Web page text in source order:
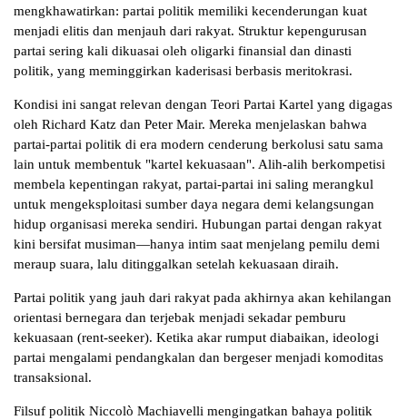
mengkhawatirkan: partai politik memiliki kecenderungan kuat
menjadi elitis dan menjauh dari rakyat. Struktur kepengurusan
partai sering kali dikuasai oleh oligarki finansial dan dinasti
politik, yang meminggirkan kaderisasi berbasis meritokrasi.
Kondisi ini sangat relevan dengan Teori Partai Kartel yang digagas
oleh Richard Katz dan Peter Mair. Mereka menjelaskan bahwa
partai-partai politik di era modern cenderung berkolusi satu sama
lain untuk membentuk "kartel kekuasaan". Alih-alih berkompetisi
membela kepentingan rakyat, partai-partai ini saling merangkul
untuk mengeksploitasi sumber daya negara demi kelangsungan
hidup organisasi mereka sendiri. Hubungan partai dengan rakyat
kini bersifat musiman—hanya intim saat menjelang pemilu demi
meraup suara, lalu ditinggalkan setelah kekuasaan diraih.
Partai politik yang jauh dari rakyat pada akhirnya akan kehilangan
orientasi bernegara dan terjebak menjadi sekadar pemburu
kekuasaan (rent-seeker). Ketika akar rumput diabaikan, ideologi
partai mengalami pendangkalan dan bergeser menjadi komoditas
transaksional.
Filsuf politik Niccolò Machiavelli mengingatkan bahaya politik